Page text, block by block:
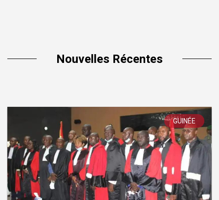
Nouvelles Récentes
GUINÉE